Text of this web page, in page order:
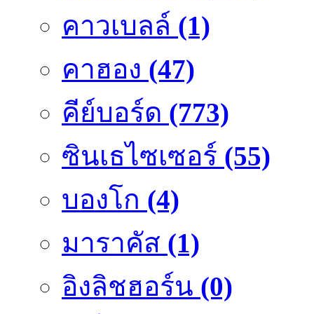
คาวเบลล์ (1)
คาฮอง (47)
คีย์บอร์ด (773)
ซินเธไซเซอร์ (55)
บองโก (4)
มาราคัส (1)
อิงลิชฮอร์น (0)